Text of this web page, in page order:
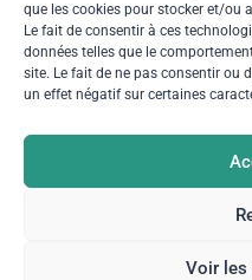
que les cookies pour stocker et/ou
Le fait de consentir à ces
données telles que le
site. Le fait de ne pas consentir ou
un effet négatif sur certaines
Voir les